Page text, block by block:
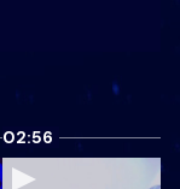
02:56